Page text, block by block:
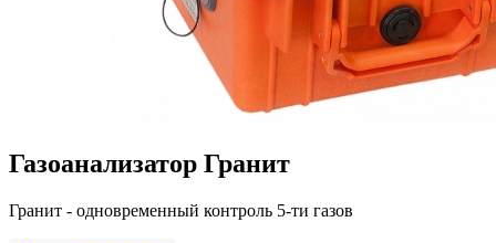
Газоанализатор Гранит
Гранит - одновременный контроль 5-ти газов